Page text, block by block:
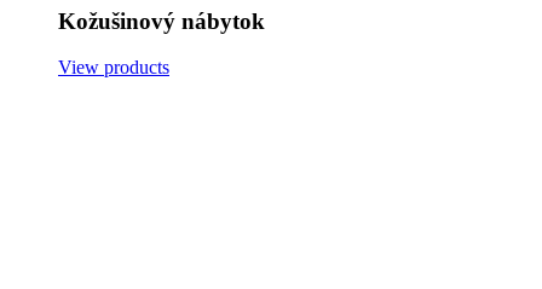
Kožušinový nábytok
View products